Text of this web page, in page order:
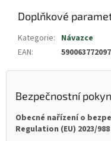
Doplňkové
Kategorie: Návazce
EAN:
Bezpečnostní
Obecné nařízení o
Regulation (EU) 2023/988